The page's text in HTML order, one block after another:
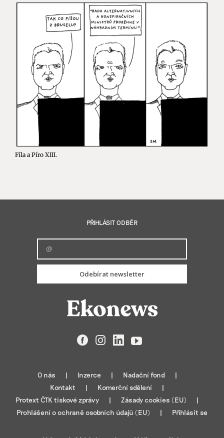
Fíla a Píro XIII.
PŘIHLÁSIT ODBĚR
Odebírat newsletter
FacebookInstagramLinkedIn
YouTube
O nás Inzerce
Nadační fond
Kontakt
Komerční sdělení
Protext ČTK tiskové zprávy
Zásady cookies (EU)
Prohlášení o ochraně osobních údajů (EU)
Přihlásit se